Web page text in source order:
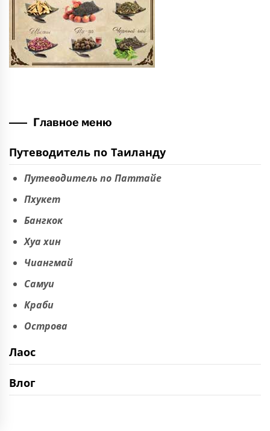
Главное меню
Путеводитель по Таиланду
Путеводитель по Паттайе
Пхукет
Бангкок
Хуа хин
Чиангмай
Самуи
Краби
Острова
Лаос
Влог